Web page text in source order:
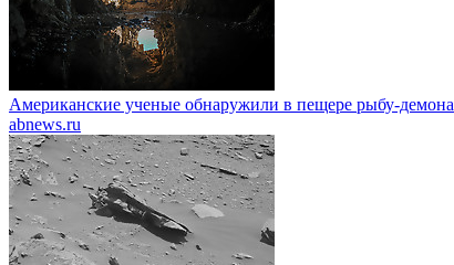
Американские ученые обнаружили в пещере рыбу-демона
abnews.ru